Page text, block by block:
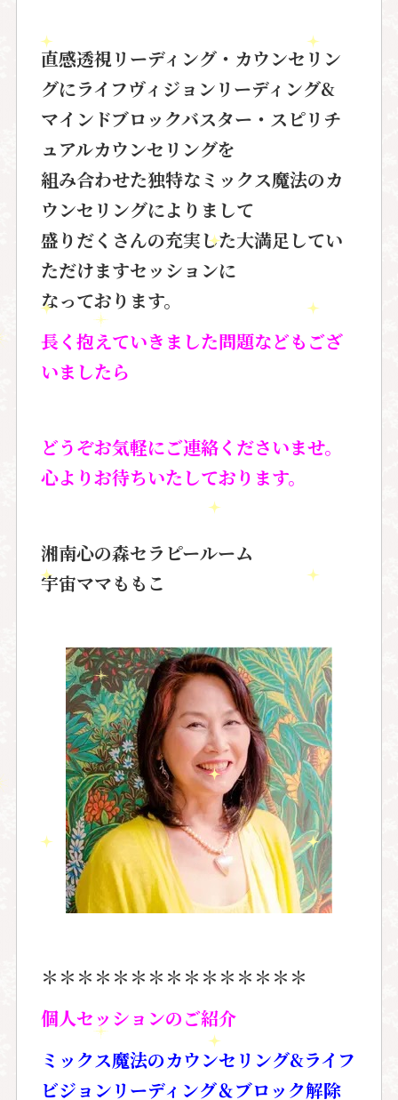
直感透視リーディング・カウンセリン
グにライフヴィジョンリーディング&
マインドブロックバスター・スピリチ
ュアルカウンセリングを
組み合わせた独特なミックス魔法のカ
ウンセリングによりまして
盛りだくさんの充実した大満足してい
ただけますセッションに
なっております。
長く抱えていきました問題などもござ
いましたら
どうぞお気軽にご連絡くださいませ。
心よりお待ちいたしております。
湘南心の森セラピールーム
宇宙ママももこ
＊＊＊＊＊＊＊＊＊＊＊＊＊＊＊
個人セッションのご紹介
ミックス魔法のカウンセリング&ライフ
ビジョンリーディング＆ブロック解除